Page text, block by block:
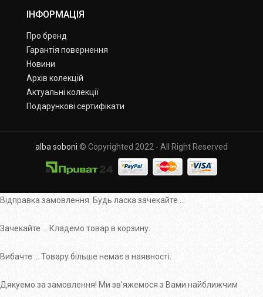
ІНФОРМАЦІЯ
Про бренд
Гарантія повернення
Новини
Архів колекцій
Актуальні колекції
Подарункові сертифікати
alba soboni © Copyrighted 2022 - All Right Reserved
Відправка замовлення. Будь ласка зачекайте ...
Зачекайте ... Кладемо товар в корзину.
Вибачте ... Товару більше немає в наявності.
Дякуемо за замовлення! Ми зв'яжемося з Вами найближчим